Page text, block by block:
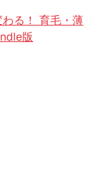
る！ 育毛・薄
版